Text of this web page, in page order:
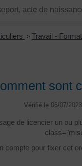
> Travail -
sont
Vérifié le 06/07/
de licencier un ou
compte pour fixer cet